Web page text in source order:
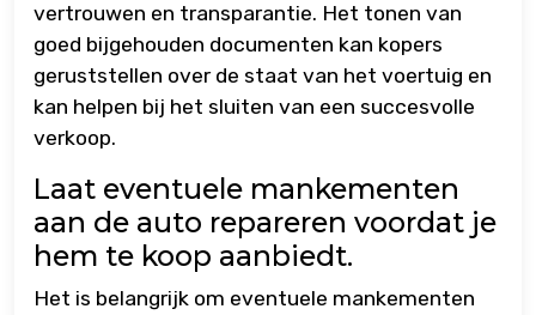
vertrouwen en transparantie. Het tonen van
goed bijgehouden documenten kan kopers
geruststellen over de staat van het voertuig en
kan helpen bij het sluiten van een succesvolle
verkoop.
Laat eventuele mankementen
aan de auto repareren voordat je
hem te koop aanbiedt.
Het is belangrijk om eventuele mankementen